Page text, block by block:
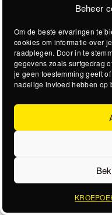
Beheer
Om de beste ervaringen te
cookies om informatie over
raadplegen. Door in te
gegevens zoals surfgedrag
je geen toestemming geeft
nadelige invloed hebben op